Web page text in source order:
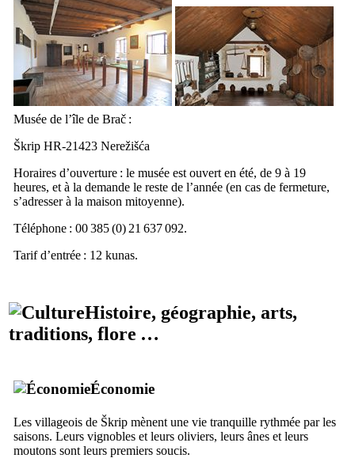
Musée de l’île de Brač :
Škrip HR-21423 Nerežišća
Horaires d’ouverture : le musée est ouvert en été, de 9 à 19
heures, et à la demande le reste de l’année (en cas de fermeture,
s’adresser à la maison mitoyenne).
Téléphone : 00 385 (0) 21 637 092.
Tarif d’entrée : 12 kunas.
Histoire, géographie, arts,
traditions, flore …
Économie
Les villageois de Škrip mènent une vie tranquille rythmée par les
saisons. Leurs vignobles et leurs oliviers, leurs ânes et leurs
moutons sont leurs premiers soucis.